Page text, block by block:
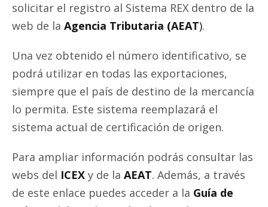
solicitar el registro al Sistema REX dentro de la
web de la Agencia Tributaria (AEAT).
Una vez obtenido el número identificativo, se
podrá utilizar en todas las exportaciones,
siempre que el país de destino de la mercancía
lo permita. Este sistema reemplazará el
sistema actual de certificación de origen.
Para ampliar información podrás consultar las
webs del ICEX y de la AEAT. Además, a través
de este enlace puedes acceder a la Guía de